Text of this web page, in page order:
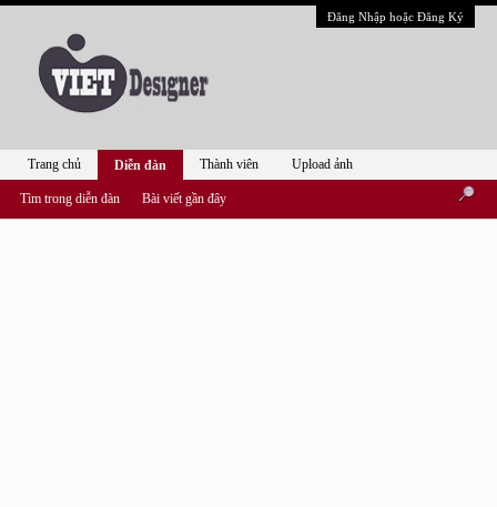
Đăng Nhập hoặc Đăng Ký
Trang chủ Diễn đàn
Tìm trong diễn đàn Bài viết gần đây
Thành viên Upload ảnh